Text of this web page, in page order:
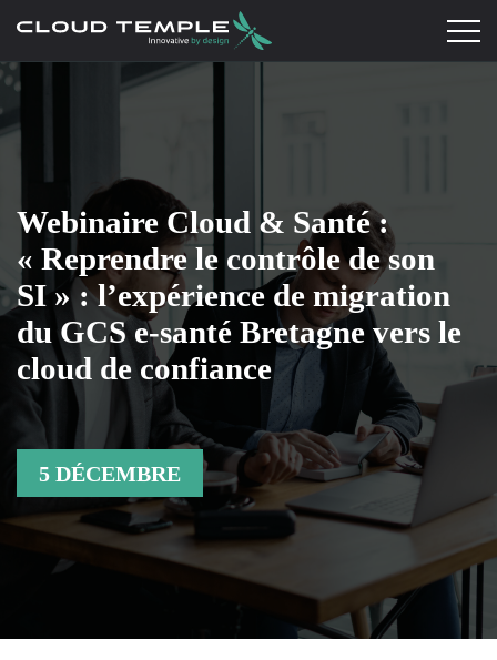
Webinaire Cloud & Santé :
« Reprendre le contrôle de son
SI » : l’expérience de migration
du GCS e-santé Bretagne vers le
cloud de confiance
5 DÉCEMBRE